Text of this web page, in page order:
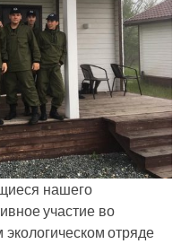
нашего
участие во
отряде